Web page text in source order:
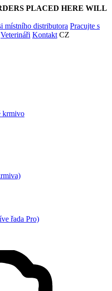
PLACED HERE WILL
místního distributora Pracujte s
Veterináři Kontakt CZ
krmivo
řada Pro)